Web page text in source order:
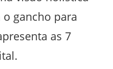
gancho para
as 7